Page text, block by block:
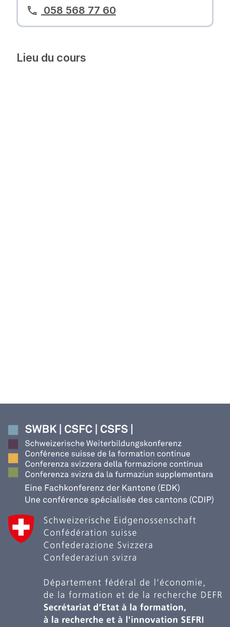
058 568 77 60
Lieu du cours